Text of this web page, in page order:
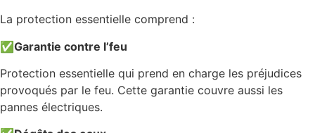
La protection essentielle comprend :
✅Garantie contre l’feu
Protection essentielle qui prend en charge les préjudices
provoqués par le feu. Cette garantie couvre aussi les
pannes électriques.